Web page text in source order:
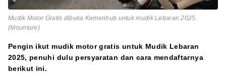
Mudik Motor Gratis dibuka Kemenhub untuk mudik Lebaran 2025.
(Mounture)
Pengin ikut mudik motor gratis untuk Mudik Lebaran
2025, penuhi dulu persyaratan dan cara mendaftarnya
berikut ini.